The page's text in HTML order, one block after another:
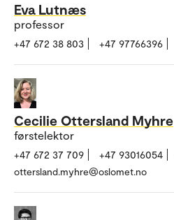
Eva Lutnæs
professor
+47 672 38 803 +47 97766396
Cecilie Ottersland Myhre
førstelektor
+47 672 37 709 +47 93016054
ottersland.myhre@oslomet.no